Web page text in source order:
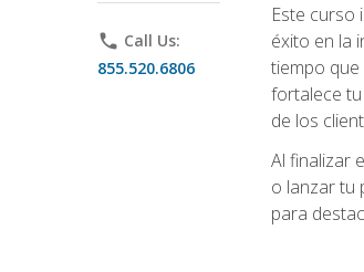
phone Call Us:
855.520.6806
Este curso
éxito en la
tiempo que
fortalece
de los
Al finalizar
o lanzar tu
para